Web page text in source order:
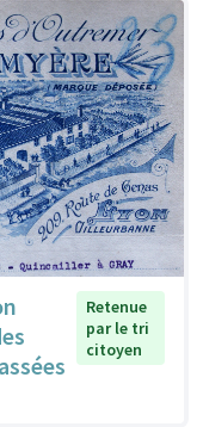
Retenue
par le tri
citoyen